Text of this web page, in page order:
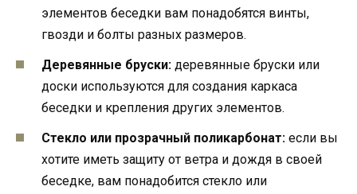
элементов беседки вам понадобятся винты,
гвозди и болты разных размеров.
Деревянные бруски: деревянные бруски или
доски используются для создания каркаса
беседки и крепления других элементов.
Стекло или прозрачный поликарбонат: если вы
хотите иметь защиту от ветра и дождя в своей
беседке, вам понадобится стекло или